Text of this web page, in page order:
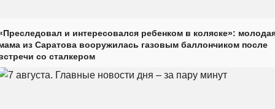
и интересовался ребенком в коляске»:
из Саратова вооружилась газовым баллончиком после
со сталкером